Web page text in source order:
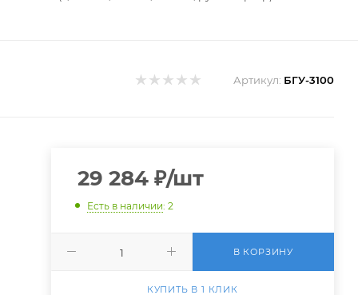
Артикул: БГУ-3100
29 284₽/шт
Есть в наличии: 2
В КОРЗИНУ
КУПИТЬ В 1 КЛИК